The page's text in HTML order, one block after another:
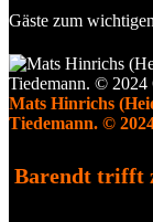
Gäste zum
Mats Hinrichs
Tiedemann. ©
Barendt trifft